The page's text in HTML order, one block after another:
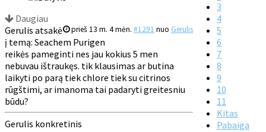
3
4
5
6
7
8
9
10
11
Kitas
Pabaiga
Daugiau
prieš 13 m. 4 mėn. #1291 nuo Gerulis
Gerulis atsakė
į temą: Seachem Purigen
reikės pameginti nes jau kokius 5 men
nebuvau ištraukęs. tik klausimas ar butina
laikyti po parą tiek chlore tiek su citrinos
rūgštimi, ar imanoma tai padaryti greitesniu
būdu?
Gerulis konkretinis